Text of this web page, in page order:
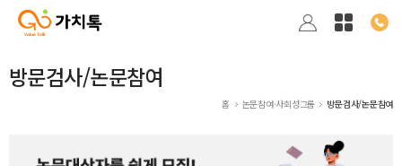
방문검사/논문참여
홈 논문참여·사회성그룹 방문검사/논문참여